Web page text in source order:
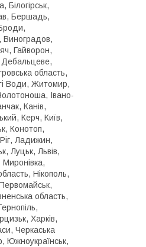
Бершадь,
Виноградов,
Гайворон,
Дебальцеве,
область,
Води, Житомир,
Івано-
Канів,
Керч, Київ,
Конотоп,
Ладижин,
Луцьк, Львів,
Нікополь,
область,
Харків,
Черкаська
Южноукраїнськ,